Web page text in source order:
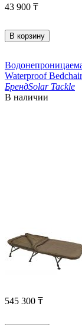
43 900 ₸
В корзину
Waterproof
БрендSolar Tackle
В наличии
545 300 ₸